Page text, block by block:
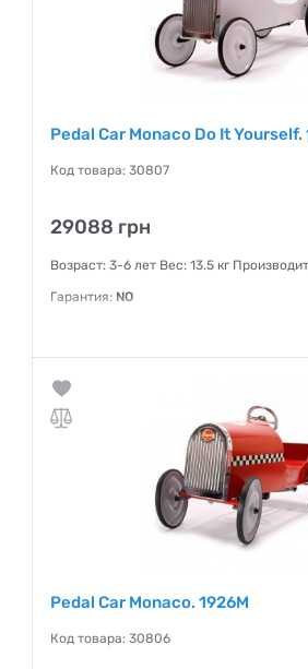
Pedal Car Monaco Do It Yourself.
Код товара: 30807
29088 грн
Возраст: 3-6 лет Вес: 13.5 кг
Гарантия: NO
Pedal Car Monaco. 1926M
Код товара: 30806